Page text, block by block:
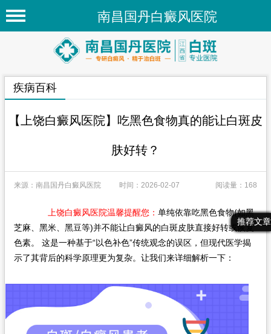
南昌国丹白癜风医院
首页
医院新闻
专家团队
白癜风常识
白癜风人群
白癜风部位
在线问诊
最新文章
热门文章
推荐文章
疾病百科
【上饶白癜风医院】吃黑色食物真的能让白斑皮
肤好转？
来源：南昌国丹白癜风医院 时间：2026-02-07 阅读量：168
上饶白癜风医院温馨提醒您： 单纯依靠吃黑色食物(如黑
芝麻、黑米、黑豆等)并不能让白癜风的白斑皮肤直接好转或恢复
色素。​ 这是一种基于“以色补色”传统观念的误区，但现代医学揭
示了其背后的科学原理更为复杂。让我们来详细解析一下：